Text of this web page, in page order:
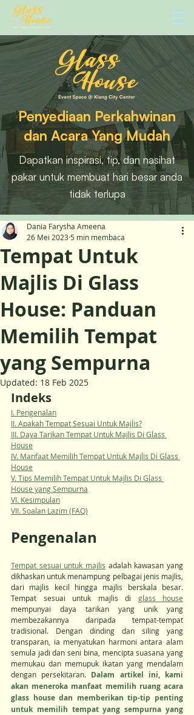
Penyediaan Perkahwinan
dan Acara Yang Mudah
Dapatkan inspirasi, tip, dan nasihat
pakar untuk membuat hari besar anda
tidak terlupa
Tempat Untuk
Majlis Di Glass
House: Panduan
Memilih Tempat
yang Sempurna
Dania Farysha Ameena
26 Mei 2023 5 min membaca
Updated: 18 Feb 2025
Indeks
I. Pengenalan
II. Apakah Tempat Sesuai Untuk Majlis?
III. Daya Tarikan Tempat Untuk Majlis Di Glass
House
IV. Manfaat Memilih Tempat Untuk Majlis Di Glass
House
V. Tips Memilih Tempat Untuk Majlis Di Glass
House yang Sempurna
VI. Kesimpulan
VII. Soalan Lazim (FAQ)
Pengenalan
Tempat sesuai untuk majlis adalah kawasan yang
dikhaskan untuk menampung pelbagai jenis majlis,
dari majlis kecil hingga majlis berskala besar.
Tempat sesuai untuk majlis di glass house
mempunyai daya tarikan yang unik yang
membezakannya daripada tempat-tempat
tradisional. Dengan dinding dan siling yang
transparan, ia menyatukan harmoni antara alam
semula jadi dan seni bina, mencipta suasana yang
memukau dan memupuk ikatan yang mendalam
dengan persekitaran. Dalam artikel ini, kami
akan meneroka manfaat memilih ruang acara
glass house dan memberikan tip-tip penting
untuk memilih tempat yang sempurna yang